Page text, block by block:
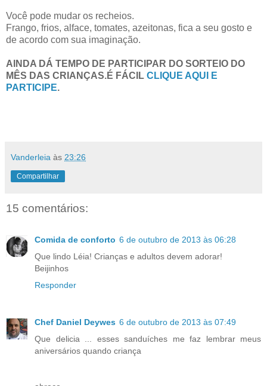
Você pode mudar os recheios.
Frango, frios, alface, tomates, azeitonas, fica a seu gosto e
de acordo com sua imaginação.
AINDA DÁ TEMPO DE PARTICIPAR DO SORTEIO DO
MÊS DAS CRIANÇAS.É FÁCIL CLIQUE AQUI E
PARTICIPE.
Vanderleia às 23:26
Compartilhar
15 comentários:
Comida de conforto 6 de outubro de 2013 às 06:28
Que lindo Léia! Crianças e adultos devem adorar!
Beijinhos
Responder
Chef Daniel Deywes 6 de outubro de 2013 às 07:49
Que delicia ... esses sanduíches me faz lembrar meus
aniversários quando criança